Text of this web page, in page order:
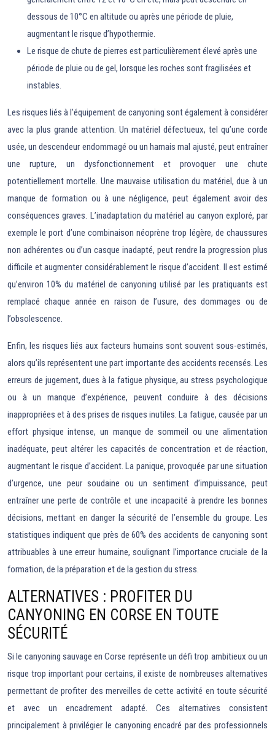
dessous de 10°C en altitude ou après une période de pluie,
augmentant le risque d’hypothermie.
Le risque de chute de pierres est particulièrement élevé après une
période de pluie ou de gel, lorsque les roches sont fragilisées et
instables.
Les risques liés à l’équipement de canyoning sont également à considérer
avec la plus grande attention. Un matériel défectueux, tel qu’une corde
usée, un descendeur endommagé ou un harnais mal ajusté, peut entraîner
une rupture, un dysfonctionnement et provoquer une chute
potentiellement mortelle. Une mauvaise utilisation du matériel, due à un
manque de formation ou à une négligence, peut également avoir des
conséquences graves. L’inadaptation du matériel au canyon exploré, par
exemple le port d’une combinaison néoprène trop légère, de chaussures
non adhérentes ou d’un casque inadapté, peut rendre la progression plus
difficile et augmenter considérablement le risque d’accident. Il est estimé
qu’environ 10% du matériel de canyoning utilisé par les pratiquants est
remplacé chaque année en raison de l’usure, des dommages ou de
l’obsolescence.
Enfin, les risques liés aux facteurs humains sont souvent sous-estimés,
alors qu’ils représentent une part importante des accidents recensés. Les
erreurs de jugement, dues à la fatigue physique, au stress psychologique
ou à un manque d’expérience, peuvent conduire à des décisions
inappropriées et à des prises de risques inutiles. La fatigue, causée par un
effort physique intense, un manque de sommeil ou une alimentation
inadéquate, peut altérer les capacités de concentration et de réaction,
augmentant le risque d’accident. La panique, provoquée par une situation
d’urgence, une peur soudaine ou un sentiment d’impuissance, peut
entraîner une perte de contrôle et une incapacité à prendre les bonnes
décisions, mettant en danger la sécurité de l’ensemble du groupe. Les
statistiques indiquent que près de 60% des accidents de canyoning sont
attribuables à une erreur humaine, soulignant l’importance cruciale de la
formation, de la préparation et de la gestion du stress.
ALTERNATIVES : PROFITER DU
CANYONING EN CORSE EN TOUTE
SÉCURITÉ
Si le canyoning sauvage en Corse représente un défi trop ambitieux ou un
risque trop important pour certains, il existe de nombreuses alternatives
permettant de profiter des merveilles de cette activité en toute sécurité
et avec un encadrement adapté. Ces alternatives consistent
principalement à privilégier le canyoning encadré par des professionnels